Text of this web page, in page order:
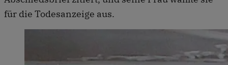
für die Todesanzeige aus.